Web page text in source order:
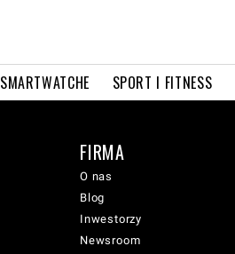
SMARTWATCHE SPORT I FITNESS
FIRMA
O nas
Blog
Inwestorzy
Newsroom